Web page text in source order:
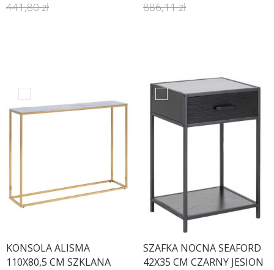
441,80 zł
886,11 zł
KONSOLA ALISMA
110X80,5 CM SZKLANA
SZAFKA NOCNA SEAFORD
42X35 CM CZARNY JESION